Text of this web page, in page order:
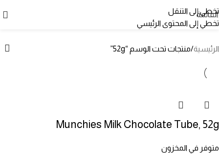
تخطي إلى التنقل
تخطي إلى المحتوى الرئيسي
القائمة
52g
الرئيسية منتجات تحت الوسم “52g”
Munchies Milk Chocolate Tube, 52g
متوفر في المخزون